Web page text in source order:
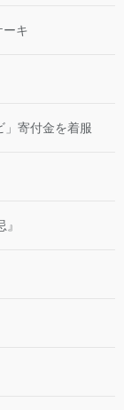
キ
」寄付金を着服